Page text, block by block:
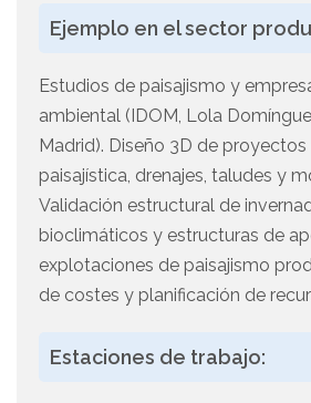
Ejemplo en el sector
Estudios de paisajismo y
ambiental (IDOM, Lola
Madrid). Diseño 3D de
paisajística, drenajes, taludes y
Validación estructural de
bioclimáticos y estructuras de
explotaciones de paisajismo
de costes y planificación de
Estaciones de trabajo: